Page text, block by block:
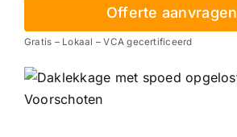
Offerte aanvragen
Gratis – Lokaal – VCA gecertificeerd